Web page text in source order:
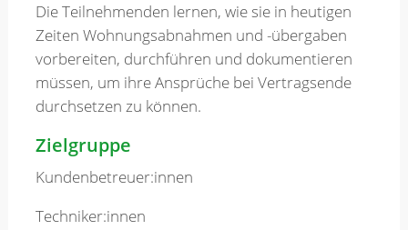
Die Teilnehmenden lernen, wie sie in heutigen
Zeiten Wohnungsabnahmen und -übergaben
vorbereiten, durchführen und dokumentieren
müssen, um ihre Ansprüche bei Vertragsende
durchsetzen zu können.
Zielgruppe
Kundenbetreuer:innen
Techniker:innen